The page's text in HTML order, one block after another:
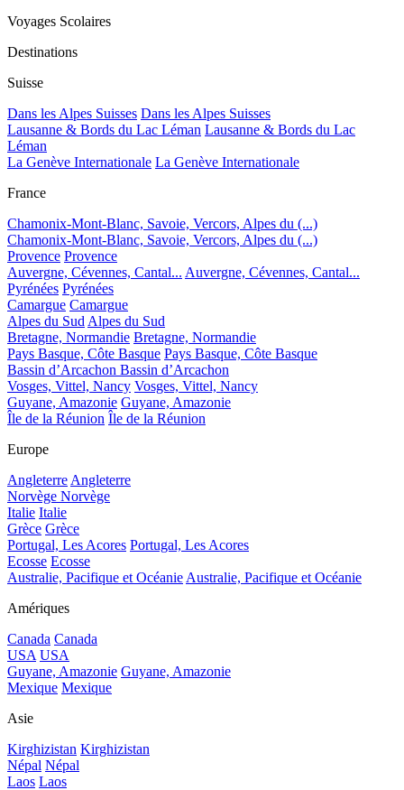
Voyages Scolaires
Destinations
Suisse
Dans les Alpes Suisses Dans les Alpes Suisses
Lausanne & Bords du Lac Léman Lausanne & Bords du Lac
Léman
La Genève Internationale La Genève Internationale
France
Chamonix-Mont-Blanc, Savoie, Vercors, Alpes du (...)
Chamonix-Mont-Blanc, Savoie, Vercors, Alpes du (...)
Provence Provence
Auvergne, Cévennes, Cantal... Auvergne, Cévennes, Cantal...
Pyrénées Pyrénées
Camargue Camargue
Alpes du Sud Alpes du Sud
Bretagne, Normandie Bretagne, Normandie
Pays Basque, Côte Basque Pays Basque, Côte Basque
Bassin d’Arcachon Bassin d’Arcachon
Vosges, Vittel, Nancy Vosges, Vittel, Nancy
Guyane, Amazonie Guyane, Amazonie
Île de la Réunion Île de la Réunion
Europe
Angleterre Angleterre
Norvège Norvège
Italie Italie
Grèce Grèce
Portugal, Les Acores Portugal, Les Acores
Ecosse Ecosse
Australie, Pacifique et Océanie Australie, Pacifique et Océanie
Amériques
Canada Canada
USA USA
Guyane, Amazonie Guyane, Amazonie
Mexique Mexique
Asie
Kirghizistan Kirghizistan
Népal Népal
Laos Laos